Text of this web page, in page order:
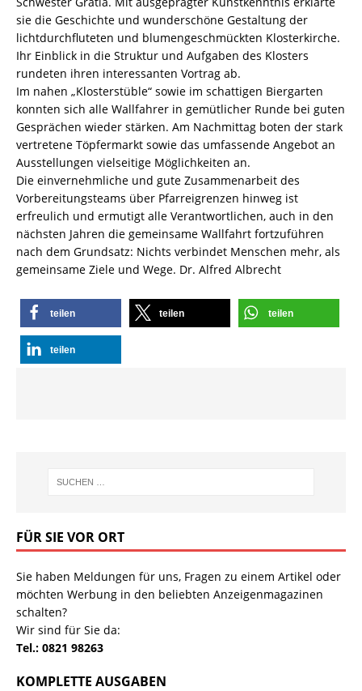
sie die Geschichte und wunderschöne Gestaltung der
lichtdurchfluteten und blumengeschmückten Klosterkirche.
Ihr Einblick in die Struktur und Aufgaben des Klosters
rundeten ihren interessanten Vortrag ab.
Im nahen „Klosterstüble“ sowie im schattigen Biergarten
konnten sich alle Wallfahrer in gemütlicher Runde bei guten
Gesprächen wieder stärken. Am Nachmittag boten der stark
vertretene Töpfermarkt sowie das umfassende Angebot an
Ausstellungen vielseitige Möglichkeiten an.
Die einvernehmliche und gute Zusammenarbeit des
Vorbereitungsteams über Pfarreigrenzen hinweg ist
erfreulich und ermutigt alle Verantwortlichen, auch in den
nächsten Jahren die gemeinsame Wallfahrt fortzuführen
nach dem Grundsatz: Nichts verbindet Menschen mehr, als
gemeinsame Ziele und Wege. Dr. Alfred Albrecht
teilen teilen teilen
teilen
FÜR SIE VOR ORT
Sie haben Meldungen für uns, Fragen zu einem Artikel oder
möchten Werbung in den beliebten Anzeigenmagazinen
schalten?
Wir sind für Sie da:
Tel.: 0821 98263
KOMPLETTE AUSGABEN